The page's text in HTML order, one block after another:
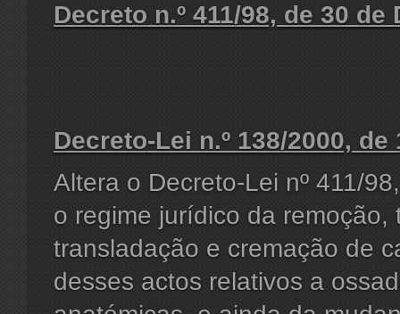
Decreto n.º 411/98, de 30
Decreto-Lei n.º 138/2000,
Altera o Decreto-Lei nº 411/
o regime jurídico da
transladação e cremação de
desses actos relativos a